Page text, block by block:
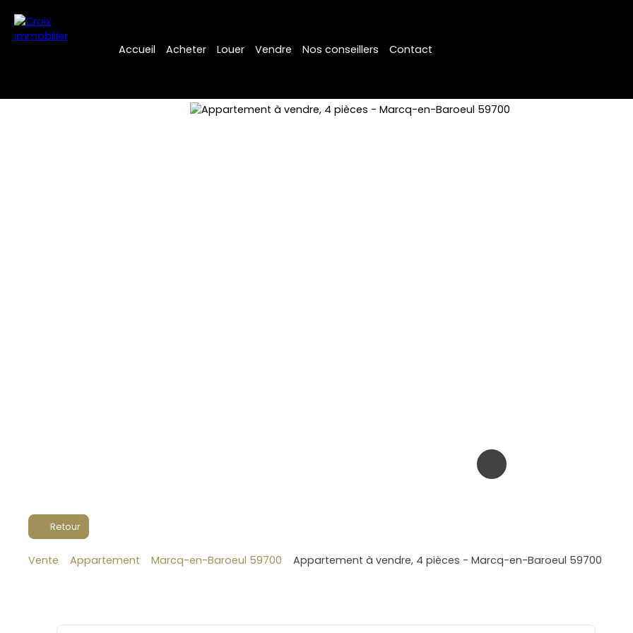
Accueil Acheter Louer Vendre Nos conseillers Contact
Retour
Vente Appartement Marcq-en-Baroeul 59700 Appartement à vendre, 4 pièces - Marcq-en-Baroeul 59700